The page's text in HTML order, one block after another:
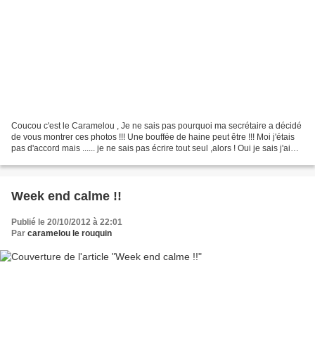
Coucou c'est le Caramelou , Je ne sais pas pourquoi ma secrétaire a décidé
de vous montrer ces photos !!! Une bouffée de haine peut être !!! Moi j'étais
pas d'accord mais ...... je ne sais pas écrire tout seul ,alors ! Oui je sais j'ai
Week end calme !!
Publié le 20/10/2012 à 22:01
Par caramelou le rouquin